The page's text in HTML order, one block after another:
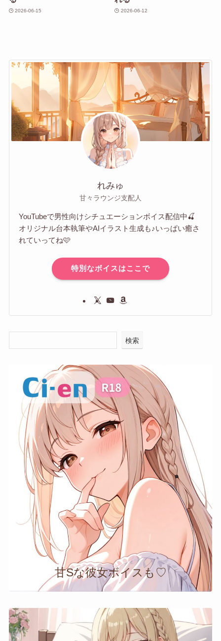
2026-06-15 2026-06-12
れみゅ
甘々ラウンジ支配人
YouTubeで男性向けシチュエーションボイス配信中🍒
オリジナル台本執筆やAIイラスト生成も♪いっぱい癒さ
れていってね🩷
特別なボイスはここで
検索
甘Sな彼女ボイスも♡